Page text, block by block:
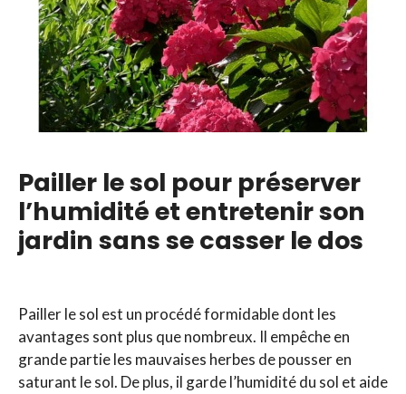
Pailler le sol pour préserver
l’humidité et entretenir son
jardin sans se casser le dos
Pailler le sol est un procédé formidable dont les
avantages sont plus que nombreux. Il empêche en
grande partie les mauvaises herbes de pousser en
saturant le sol. De plus, il garde l’humidité du sol et aide